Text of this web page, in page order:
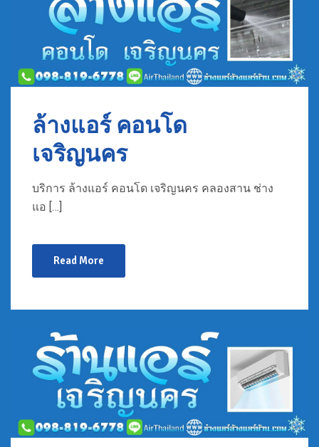
ล้างแอร์ คอนโด
เจริญนคร
บริการ ล้างแอร์ คอนโด เจริญนคร คลองสาน ช่าง
แอ […]
Read More